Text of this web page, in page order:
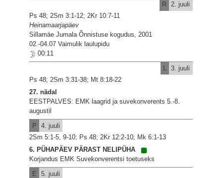
R 2. juuli
Ps 48; 2Sm 3:1-12; 2Kr 10:7-11
Heinamaarjapäev
Sillamäe Jumala Õnnistuse kogudus, 2001
02.-04.07 Vaimulik laulupidu
00:11
3. juuli
Ps 48; 2Sm 3:31-38; Mt 8:18-22
27. nädal
EESTPALVES: EMK laagrid ja suvekonverents 5.-8.
augustil
P
4. juuli
2Sm 5:1-5, 9-10; Ps 48; 2Kr 12:2-10; Mk 6:1-13
6. PÜHAPÄEV PÄRAST NELIPÜHA
Korjandus EMK Suvekonverentsi toetuseks
E
5. juuli